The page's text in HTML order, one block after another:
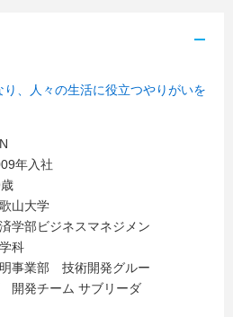
、人々の生活に役立つやりがいを
年入社
山大学
学部ビジネスマネジメン
科
事業部 技術開発グルー
開発チーム サブリーダ